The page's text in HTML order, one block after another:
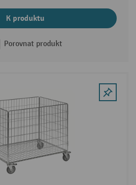
K produktu
Porovnat produkt